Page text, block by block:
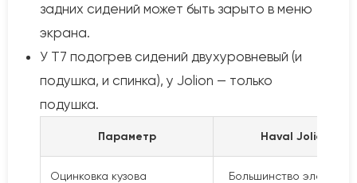
задних сидений может быть зарыто в меню
экрана.
У T7 подогрев сидений двухуровневый (и
подушка, и спинка), у Jolion — только
подушка.
Параметр Haval Jolion
Оцинковка кузова Большинство